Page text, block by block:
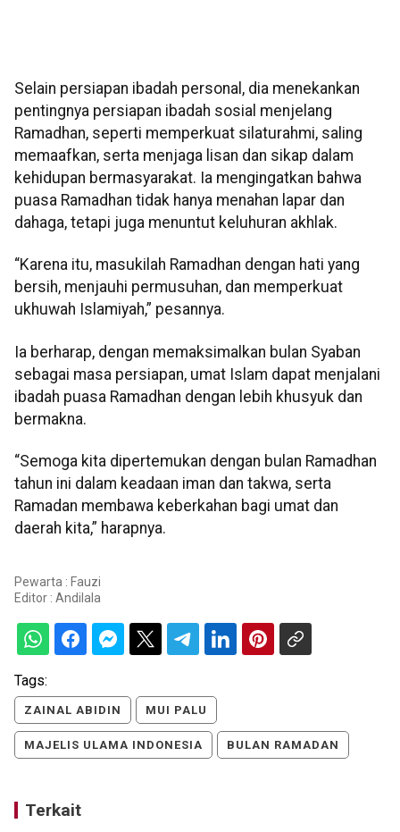
Selain persiapan ibadah personal, dia menekankan
pentingnya persiapan ibadah sosial menjelang
Ramadhan, seperti memperkuat silaturahmi, saling
memaafkan, serta menjaga lisan dan sikap dalam
kehidupan bermasyarakat. Ia mengingatkan bahwa
puasa Ramadhan tidak hanya menahan lapar dan
dahaga, tetapi juga menuntut keluhuran akhlak.
“Karena itu, masukilah Ramadhan dengan hati yang
bersih, menjauhi permusuhan, dan memperkuat
ukhuwah Islamiyah,” pesannya.
Ia berharap, dengan memaksimalkan bulan Syaban
sebagai masa persiapan, umat Islam dapat menjalani
ibadah puasa Ramadhan dengan lebih khusyuk dan
bermakna.
“Semoga kita dipertemukan dengan bulan Ramadhan
tahun ini dalam keadaan iman dan takwa, serta
Ramadan membawa keberkahan bagi umat dan
daerah kita,” harapnya.
Pewarta : Fauzi
Editor : Andilala
Tags:
ZAINAL ABIDIN MUI PALU
MAJELIS ULAMA INDONESIA BULAN RAMADAN
Terkait